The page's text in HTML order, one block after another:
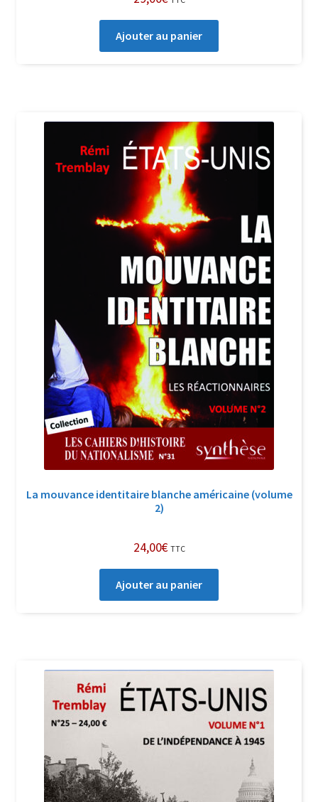
Ajouter au panier
La mouvance identitaire blanche américaine (volume
2)
24,00€ TTC
Ajouter au panier